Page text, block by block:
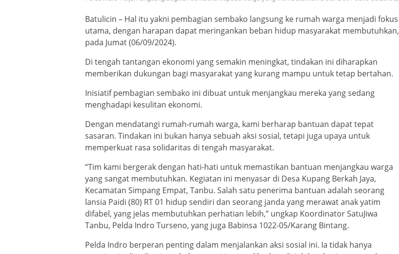
Batulicin – Hal itu yakni pembagian sembako langsung ke rumah warga menjadi fokus
utama, dengan harapan dapat meringankan beban hidup masyarakat membutuhkan,
pada Jumat (06/09/2024).
Di tengah tantangan ekonomi yang semakin meningkat, tindakan ini diharapkan
memberikan dukungan bagi masyarakat yang kurang mampu untuk tetap bertahan.
Inisiatif pembagian sembako ini dibuat untuk menjangkau mereka yang sedang
menghadapi kesulitan ekonomi.
Dengan mendatangi rumah-rumah warga, kami berharap bantuan dapat tepat
sasaran. Tindakan ini bukan hanya sebuah aksi sosial, tetapi juga upaya untuk
memperkuat rasa solidaritas di tengah masyarakat.
“Tim kami bergerak dengan hati-hati untuk memastikan bantuan menjangkau warga
yang sangat membutuhkan. Kegiatan ini menyasar di Desa Kupang Berkah Jaya,
Kecamatan Simpang Empat, Tanbu. Salah satu penerima bantuan adalah seorang
lansia Paidi (80) RT 01 hidup sendiri dan seorang janda yang merawat anak yatim
difabel, yang jelas membutuhkan perhatian lebih,” ungkap Koordinator SatuJiwa
Tanbu, Pelda Indro Turseno, yang juga Babinsa 1022-05/Karang Bintang.
Pelda Indro berperan penting dalam menjalankan aksi sosial ini. Ia tidak hanya